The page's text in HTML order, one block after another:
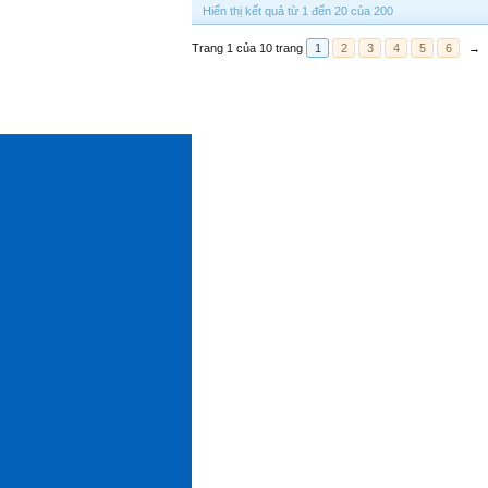
Hiển thị kết quả từ 1 đến 20 của 200
Trang 1 của 10 trang 1 2 3 4 5 6 →